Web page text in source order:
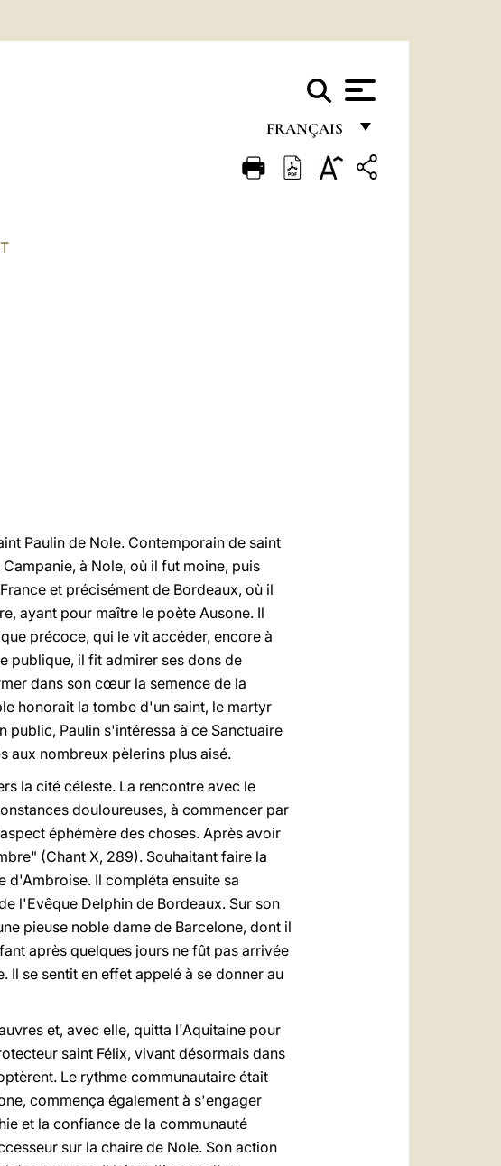
FRANÇAIS
FRANÇAIS
Paulin de Nole. Contemporain de saint
à Nole, où il fut moine, puis
et précisément de Bordeaux, où il
ayant pour maître le poète Ausone. Il
précoce, qui le vit accéder, encore à
publique, il fit admirer ses dons de
dans son cœur la semence de la
honorait la tombe d'un saint, le martyr
public, Paulin s'intéressa à ce Sanctuaire
aux nombreux pèlerins plus aisé.
la cité céleste. La rencontre avec le
douloureuses, à commencer par
éphémère des choses. Après avoir
(Chant X, 289). Souhaitant faire la
d'Ambroise. Il compléta ensuite sa
l'Evêque Delphin de Bordeaux. Sur son
pieuse noble dame de Barcelone, dont il
après quelques jours ne fût pas arrivée
Il se sentit en effet appelé à se donner au
et, avec elle, quitta l'Aquitaine pour
saint Félix, vivant désormais dans
Le rythme communautaire était
commença également à s'engager
et la confiance de la communauté
sur la chaire de Nole. Son action